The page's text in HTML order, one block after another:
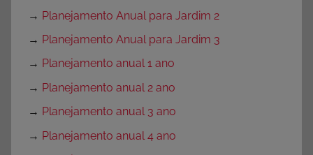
→ Planejamento Anual para Jardim 2
→ Planejamento Anual para Jardim 3
→ Planejamento anual 1 ano
→ Planejamento anual 2 ano
→ Planejamento anual 3 ano
→ Planejamento anual 4 ano